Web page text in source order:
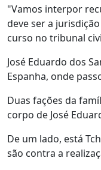
"Vamos interpor
deve ser a
curso no tribunal
José Eduardo dos
Espanha, onde
Duas fações da
corpo de José
De um lado, está
são contra a